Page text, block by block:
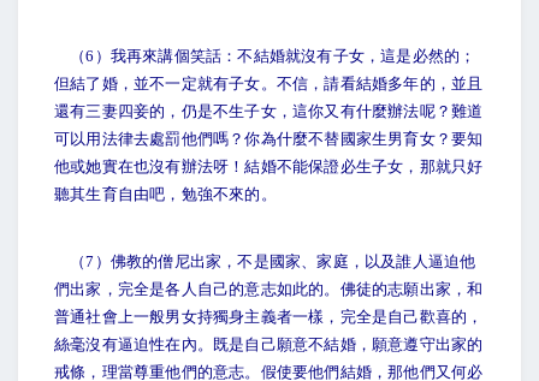
（6）我再來講個笑話：不結婚就沒有子女，這是必然的；
但結了婚，並不一定就有子女。不信，請看結婚多年的，並且
還有三妻四妾的，仍是不生子女，這你又有什麼辦法呢？難道
可以用法律去處罰他們嗎？你為什麼不替國家生男育女？要知
他或她實在也沒有辦法呀！結婚不能保證必生子女，那就只好
聽其生育自由吧，勉強不來的。
（7）佛教的僧尼出家，不是國家、家庭，以及誰人逼迫他
們出家，完全是各人自己的意志如此的。佛徒的志願出家，和
普通社會上一般男女持獨身主義者一樣，完全是自己歡喜的，
絲毫沒有逼迫性在內。既是自己願意不結婚，願意遵守出家的
戒條，理當尊重他們的意志。假使要他們結婚，那他們又何必